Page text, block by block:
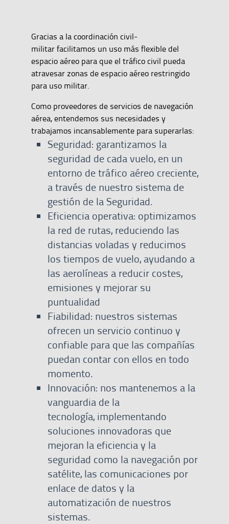
Gracias a la coordinación civil-
militar facilitamos un uso más flexible del
espacio aéreo para que el tráfico civil pueda
atravesar zonas de espacio aéreo restringido
para uso militar.
Como proveedores de servicios de navegación
aérea, entendemos sus necesidades y
trabajamos incansablemente para superarlas:
Seguridad: garantizamos la
seguridad de cada vuelo, en un
entorno de tráfico aéreo creciente,
a través de nuestro sistema de
gestión de la Seguridad.
Eficiencia operativa: optimizamos
la red de rutas, reduciendo las
distancias voladas y reducimos
los tiempos de vuelo, ayudando a
las aerolíneas a reducir costes,
emisiones y mejorar su
puntualidad
Fiabilidad: nuestros sistemas
ofrecen un servicio continuo y
confiable para que las compañías
puedan contar con ellos en todo
momento.
Innovación: nos mantenemos a la
vanguardia de la
tecnología, implementando
soluciones innovadoras que
mejoran la eficiencia y la
seguridad como la navegación por
satélite, las comunicaciones por
enlace de datos y la
automatización de nuestros
sistemas.